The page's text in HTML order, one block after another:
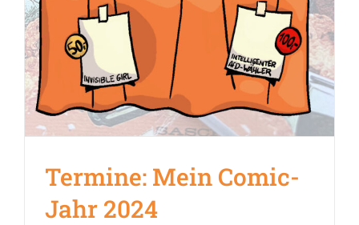
Termine: Mein Comic-
Jahr 2024